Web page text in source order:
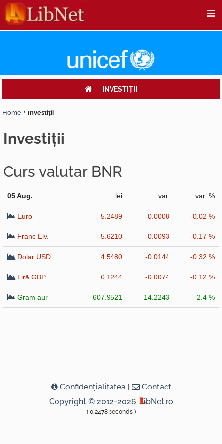
INVESTIŢII
Home Investiţii
investiţii
Curs valutar BNR
05 Aug. lei var. var. %
Euro 5.2489 -0.0008 -0.02 %
Franc Elv. 5.6210 -0.0093 -0.17 %
Dolar USD 4.5480 -0.0144 -0.32 %
Liră GBP 6.1244 -0.0074 -0.12 %
Gram aur 607.9521 14.2243 2.4 %
Confidenţialitatea |
Contact
Copyright © 2012-2026
ibNet.ro
( 0,2478 seconds )